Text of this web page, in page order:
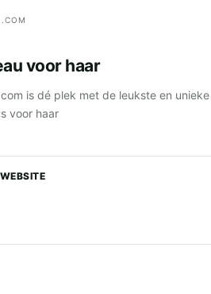
voor haar
is dé plek met de leukste en unieke
voor haar